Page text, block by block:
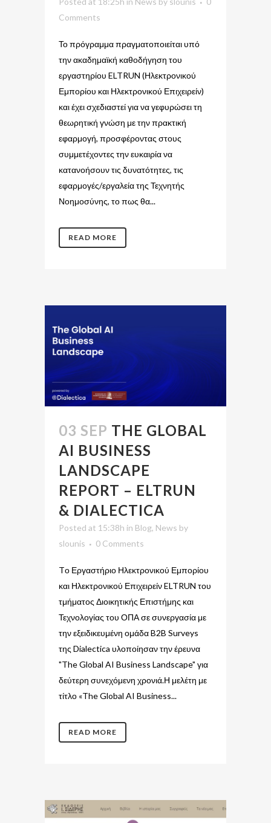
Comments
Το πρόγραμμα πραγματοποιείται υπό
την ακαδημαϊκή καθοδήγηση του
εργαστηρίου ELTRUN (Ηλεκτρονικού
Εμπορίου και Ηλεκτρονικού Επιχειρείν)
και έχει σχεδιαστεί για να γεφυρώσει τη
θεωρητική γνώση με την πρακτική
εφαρμογή, προσφέροντας στους
συμμετέχοντες την ευκαιρία να
κατανοήσουν τις δυνατότητες, τις
εφαρμογές/εργαλεία της Τεχνητής
Νοημοσύνης, το πως θα...
READ MORE
03 SEP THE GLOBAL
AI BUSINESS
LANDSCAPE
REPORT – ELTRUN
& DIALECTICA
Posted at 15:38h in Blog, News by
slounis
0 Comments
Tο Εργαστήριο Ηλεκτρονικού Εμπορίου
και Ηλεκτρονικού Επιχειρείν ELTRUN του
τμήματος Διοικητικής Επιστήμης και
Τεχνολογίας του ΟΠΑ σε συνεργασία με
την εξειδικευμένη ομάδα B2B Surveys
της Dialectica υλοποίησαν την έρευνα
"The Global AI Business Landscape" για
δεύτερη συνεχόμενη χρονιά.Η μελέτη με
τίτλο «The Global AI Business...
READ MORE